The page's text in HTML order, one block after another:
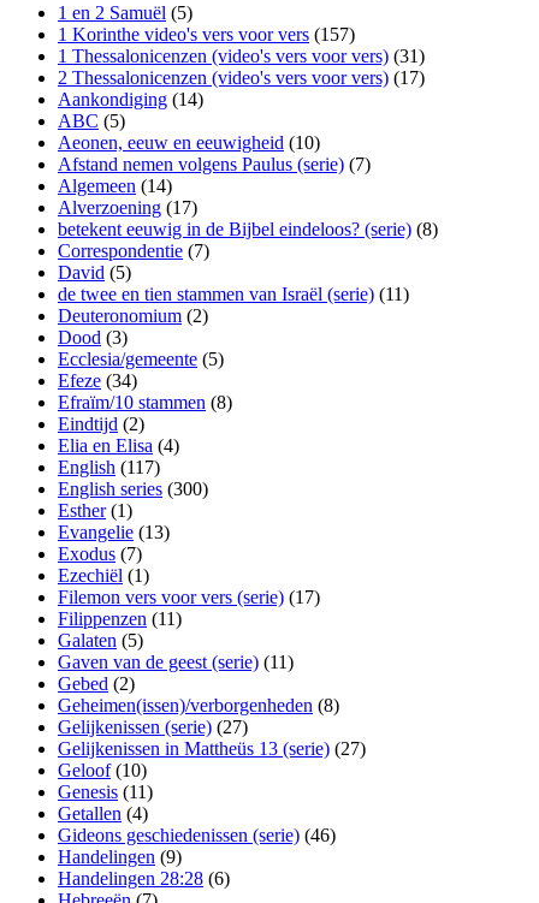
1 en 2 Samuël (5)
1 Korinthe video's vers voor vers (157)
1 Thessalonicenzen (video's vers voor vers) (31)
2 Thessalonicenzen (video's vers voor vers) (17)
Aankondiging (14)
ABC (5)
Aeonen, eeuw en eeuwigheid (10)
Afstand nemen volgens Paulus (serie) (7)
Algemeen (14)
Alverzoening (17)
betekent eeuwig in de Bijbel eindeloos? (serie) (8)
Correspondentie (7)
David (5)
de twee en tien stammen van Israël (serie) (11)
Deuteronomium (2)
Dood (3)
Ecclesia/gemeente (5)
Efeze (34)
Efraïm/10 stammen (8)
Eindtijd (2)
Elia en Elisa (4)
English (117)
English series (300)
Esther(1)
Evangelie (13)
Exodus (7)
Ezechiël (1)
Filemon vers voor vers (serie) (17)
Filippenzen (11)
Galaten (5)
Gaven van de geest (serie) (11)
Gebed (2)
Geheimen(issen)/verborgenheden (8)
Gelijkenissen (serie) (27)
Gelijkenissen in Mattheüs 13 (serie) (27)
Geloof(10)
Genesis (11)
Getallen (4)
Gideons geschiedenissen (serie) (46)
Handelingen (9)
Handelingen 28:28 (6)